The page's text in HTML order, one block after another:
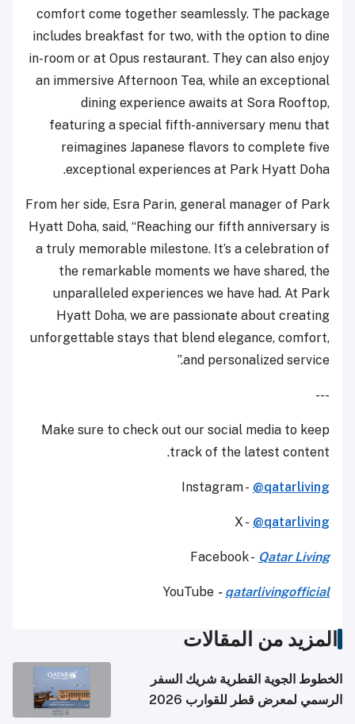
comfort come together seamlessly. The package
includes breakfast for two, with the option to dine
in-room or at Opus restaurant. They can also enjoy
an immersive Afternoon Tea, while an exceptional
dining experience awaits at Sora Rooftop,
featuring a special fifth-anniversary menu that
reimagines Japanese flavors to complete five
exceptional experiences at Park Hyatt Doha.
From her side, Esra Parin, general manager of Park
Hyatt Doha, said, “Reaching our fifth anniversary is
a truly memorable milestone. It’s a celebration of
the remarkable moments we have shared, the
unparalleled experiences we have had. At Park
Hyatt Doha, we are passionate about creating
unforgettable stays that blend elegance, comfort,
and personalized service.”
---
Make sure to check out our social media to keep
track of the latest content.
Instagram - @qatarliving
X - @qatarliving
Facebook - Qatar Living
YouTube - qatarlivingofficial
المزيد من المقالات
الخطوط الجوية القطرية شريك السفر
الرسمي لمعرض قطر للقوارب 2026